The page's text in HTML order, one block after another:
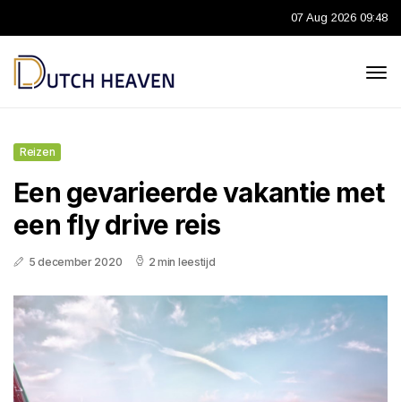
07 Aug 2026 09:48
Reizen
Een gevarieerde vakantie met
een fly drive reis
5 december 2020 2 min leestijd